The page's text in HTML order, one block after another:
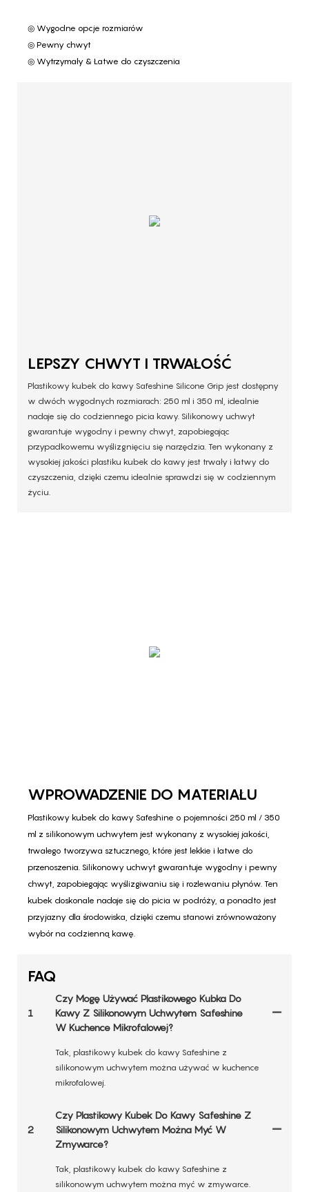
◎ Wygodne opcje rozmiarów
◎ Pewny chwyt
◎ Wytrzymały & Łatwe do czyszczenia
LEPSZY CHWYT I TRWAŁOŚĆ
Plastikowy kubek do kawy Safeshine Silicone Grip jest dostępny
w dwóch wygodnych rozmiarach: 250 ml i 350 ml, idealnie
nadaje się do codziennego picia kawy. Silikonowy uchwyt
gwarantuje wygodny i pewny chwyt, zapobiegając
przypadkowemu wyślizgnięciu się narzędzia. Ten wykonany z
wysokiej jakości plastiku kubek do kawy jest trwały i łatwy do
czyszczenia, dzięki czemu idealnie sprawdzi się w codziennym
życiu.
WPROWADZENIE DO MATERIAŁU
Plastikowy kubek do kawy Safeshine o pojemności 250 ml / 350
ml z silikonowym uchwytem jest wykonany z wysokiej jakości,
trwałego tworzywa sztucznego, które jest lekkie i łatwe do
przenoszenia. Silikonowy uchwyt gwarantuje wygodny i pewny
chwyt, zapobiegając wyślizgiwaniu się i rozlewaniu płynów. Ten
kubek doskonale nadaje się do picia w podróży, a ponadto jest
przyjazny dla środowiska, dzięki czemu stanowi zrównoważony
wybór na codzienną kawę.
FAQ
1
Czy Mogę Używać Plastikowego Kubka Do
Kawy Z Silikonowym Uchwytem Safeshine
W Kuchence Mikrofalowej?
Tak, plastikowy kubek do kawy Safeshine z
silikonowym uchwytem można używać w kuchence
mikrofalowej.
2
Czy Plastikowy Kubek Do Kawy Safeshine Z
Silikonowym Uchwytem Można Myć W
Zmywarce?
Tak, plastikowy kubek do kawy Safeshine z
silikonowym uchwytem można myć w zmywarce.